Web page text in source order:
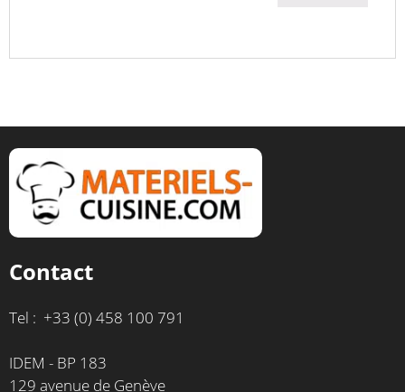
Contact
Tel : +33 (0) 458 100 791
IDEM - BP 183
129 avenue de Genève